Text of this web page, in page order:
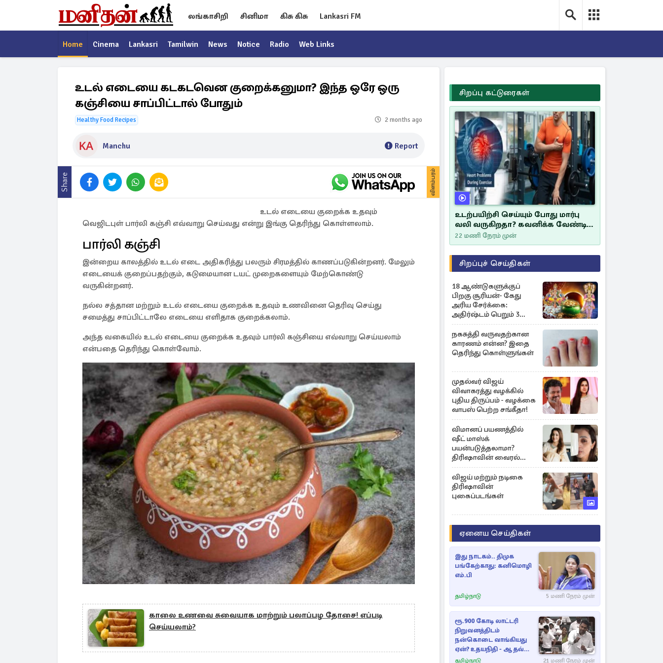
லங்காசிறி சினிமா கிசு கிசு Lankasri FM
Home Cinema Lankasri Tamilwin News Notice Radio Web Links
உடல் எடையை கடகடவென குறைக்கனுமா? இந்த ஒரே ஒரு
கஞ்சியை சாப்பிட்டால் போதும்
Healthy Food Recipes 2 months ago
Manchu Report
Share விளம்பரம்
உடல் எடையை குறைக்க உதவும்
வெஜிடபுள் பார்லி கஞ்சி எவ்வாறு செய்வது என்று இங்கு தெரிந்து கொள்ளலாம்.
பார்லி கஞ்சி
இன்றைய காலத்தில் உடல் எடை அதிகரித்து பலரும் சிரமத்தில் காணப்படுகின்றனர். மேலும்
எடையைக் குறைப்பதற்கும், கடுமையான டயட் முறைகளையும் மேற்கொண்டு
வருகின்றனர்.
நல்ல சத்தான மற்றும் உடல் எடையை குறைக்க உதவும் உணவினை தெரிவு செய்து
சமைத்து சாப்பிட்டாலே எடையை எளிதாக குறைக்கலாம்.
அந்த வகையில் உடல் எடையை குறைக்க உதவும் பார்லி கஞ்சியை எவ்வாறு செய்யலாம்
என்பதை தெரிந்து கொள்வோம்.
காலை உணவை சுவையாக மாற்றும் பலாப்பழ தோசை! எப்படி
செய்யலாம்?
சிறப்பு கட்டுரைகள்
உடற்பயிற்சி செய்யும் போது மார்பு
வலி வருகிறதா? கவனிக்க வேண்டிய
எச்சரிக்கை அறிகுறிகள்
22 மணி நேரம் முன்
சிறப்புச் செய்திகள்
18 ஆண்டுகளுக்குப்
பிறகு சூரியன்- கேது
அரிய சேர்க்கை:
அதிர்ஷ்டம் பெறும் 3
ராசிகள்!
நகசுத்தி வருவதற்கான
காரணம் என்ன? இதை
தெரிந்து கொள்ளுங்கள்
முதல்வர் விஜய்
விவாகரத்து வழக்கில்
புதிய திருப்பம் - வழக்கை
வாபஸ் பெற்ற சங்கீதா!
விமானப் பயணத்தில்
ஷீட் மாஸ்க்
பயன்படுத்தலாமா?
திரிஷாவின் வைரல்
செல்ஃபிக்கு மருத்துவர்
விளக்கம்
விஜய் மற்றும் நடிகை
திரிஷாவின்
புகைப்படங்கள்
ஏனைய செய்திகள்
இது நாடகம்.. திமுக
பங்கேற்காது: கனிமொழி
எம்.பி
தமிழ்நாடு 5 மணி நேரம் முன்
ரூ.900 கோடி லாட்டரி
நிறுவனத்திடம்
நன்கொடை வாங்கியது
ஏன்? உதயநிதி - ஆதவ்
விவாதம்
தமிழ்நாடு 21 மணி நேரம் முன்